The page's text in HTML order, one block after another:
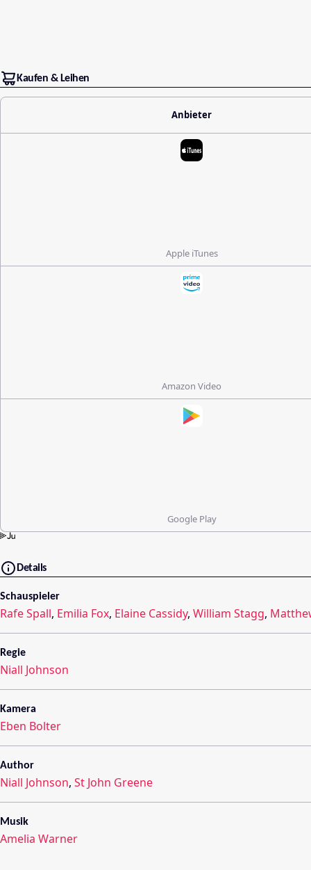
Kaufen & Leihen
Anbieter
Apple iTunes
Amazon Video
Google Play
Details
Schauspieler
Rafe Spall, Emilia Fox, Elaine Cassidy, William Stagg,
Regie
Niall Johnson
Kamera
Eben Bolter
Author
Niall Johnson, St John Greene
Musik
Amelia Warner